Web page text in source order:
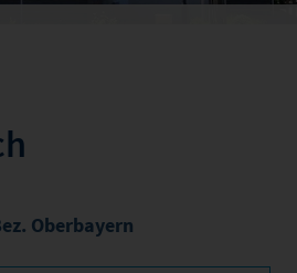
Oberbayern